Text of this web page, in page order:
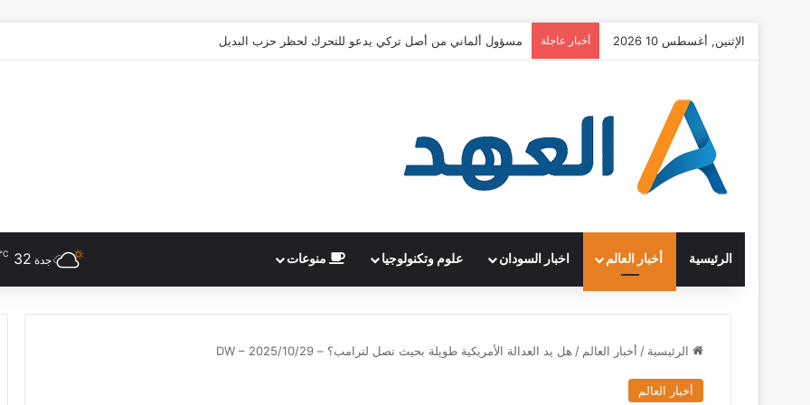
الإثنين, أغسطس 10 2026 أخبار عاجلة مسؤول ألماني من أصل تركي يدعو للتحرك لحظر حزب البديل
الرئيسية أخبار العالم اخبار السودان علوم وتكنولوجيا منوعات جدة 32
℃
الرئيسية / أخبار العالم / هل يد العدالة الأمريكية طويلة بحيث تصل لترامب؟ – DW – 2025/10/29
أخبار العالم